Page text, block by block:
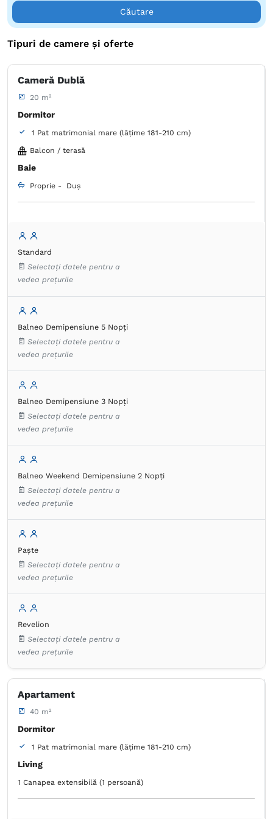
Căutare
Tipuri de camere și oferte
Cameră Dublă
20 m²
Dormitor
1 Pat matrimonial mare (lățime 181-210 cm)
Balcon / terasă
Baie
Proprie - Duș
Standard
Selectați datele pentru a
vedea prețurile
Balneo Demipensiune 5 Nopți
Selectați datele pentru a
vedea prețurile
Balneo Demipensiune 3 Nopți
Selectați datele pentru a
vedea prețurile
Balneo Weekend Demipensiune 2 Nopți
Selectați datele pentru a
vedea prețurile
Paște
Selectați datele pentru a
vedea prețurile
Revelion
Selectați datele pentru a
vedea prețurile
Apartament
40 m²
Dormitor
1 Pat matrimonial mare (lățime 181-210 cm)
Living
1 Canapea extensibilă (1 persoană)